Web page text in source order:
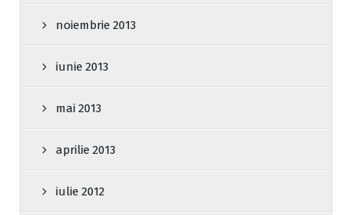
noiembrie 2013
iunie 2013
mai 2013
aprilie 2013
iulie 2012